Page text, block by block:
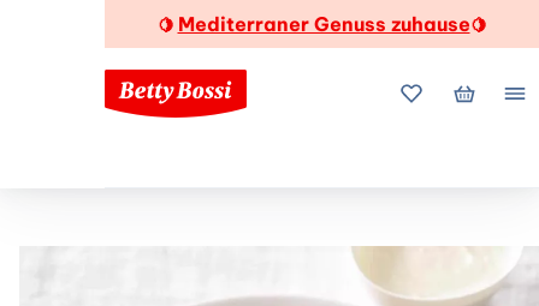
🍋 Mediterraner Genuss zuhause🍋
MeineMein